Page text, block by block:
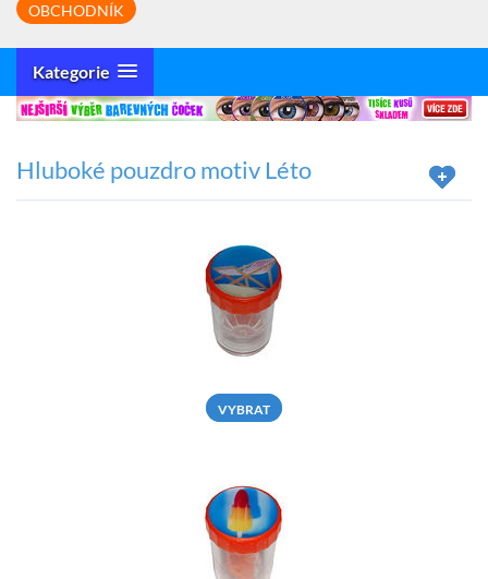
OBCHODNÍK
Kategorie
Hluboké pouzdro motiv Léto
VYBRAT